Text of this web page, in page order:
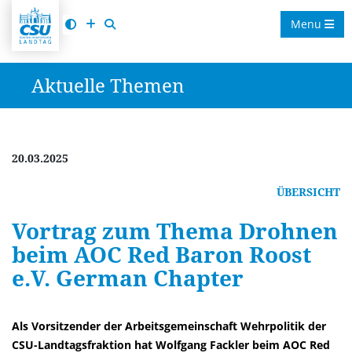
Menu
Aktuelle Themen
20.03.2025
ÜBERSICHT
Vortrag zum Thema Drohnen
beim AOC Red Baron Roost
e.V. German Chapter
Als Vorsitzender der Arbeitsgemeinschaft Wehrpolitik der
CSU-Landtagsfraktion hat Wolfgang Fackler beim AOC Red